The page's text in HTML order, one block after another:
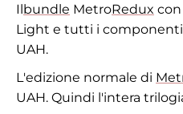
Ilbundle MetroRedux con
Light e tutti i
UAH.
L'edizione normale di
UAH. Quindi l'intera